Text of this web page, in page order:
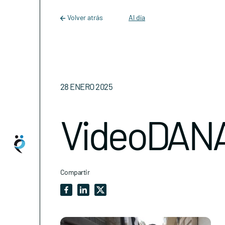
Main Navigation
Volver atrás Al día
28 ENERO 2025
Compartir